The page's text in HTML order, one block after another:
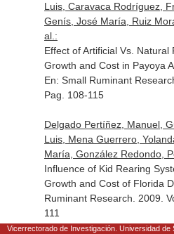
Luis, Caravaca Rodríguez,
Genís, José María, Ruiz
al.:
Effect of Artificial Vs. Natural
Growth and Cost in Payoya
En: Small Ruminant
Pag. 108-115
Delgado Pertíñez, Manuel,
Luis, Mena Guerrero,
María, González Redondo,
Influence of Kid Rearing
Growth and Cost of Florida
Ruminant Research . 2009.
111
Vicerrectorado de Investigación. Universidad de